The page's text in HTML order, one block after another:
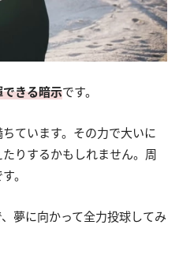
きる暗示です。
ています。その力で大いに
りするかもしれません。周
。
夢に向かって全力投球してみ